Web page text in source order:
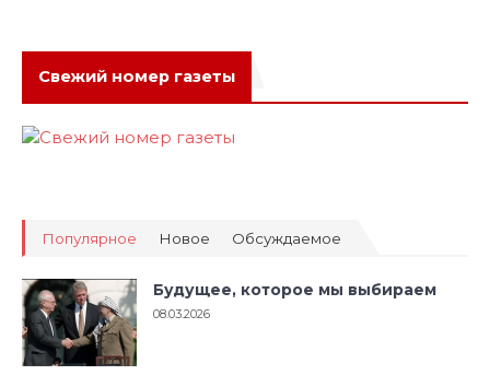
Свежий номер газеты
Популярное Новое Обсуждаемое
Будущее, которое мы выбираем
08.03.2026